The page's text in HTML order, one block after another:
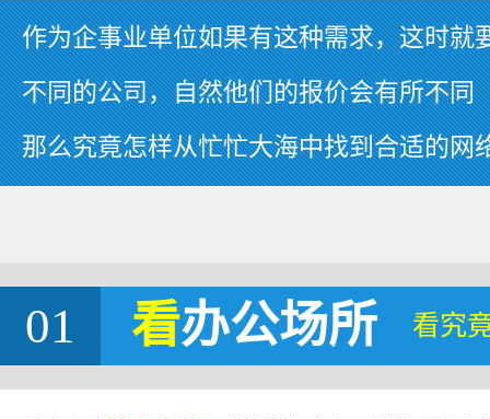
作为企事业单位如果有这种需求，这时就
不同的公司，自然他们的报价会有所不同
那么究竟怎样从忙忙大海中找到合适的网
01 看办公场所 看究